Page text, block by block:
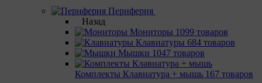
Периферия
Назад
Мониторы 1099 товаров
Клавиатуры 684 товаров
Мышки 1047 товаров
Комплекты Клавиатура + мышь 167 товаров